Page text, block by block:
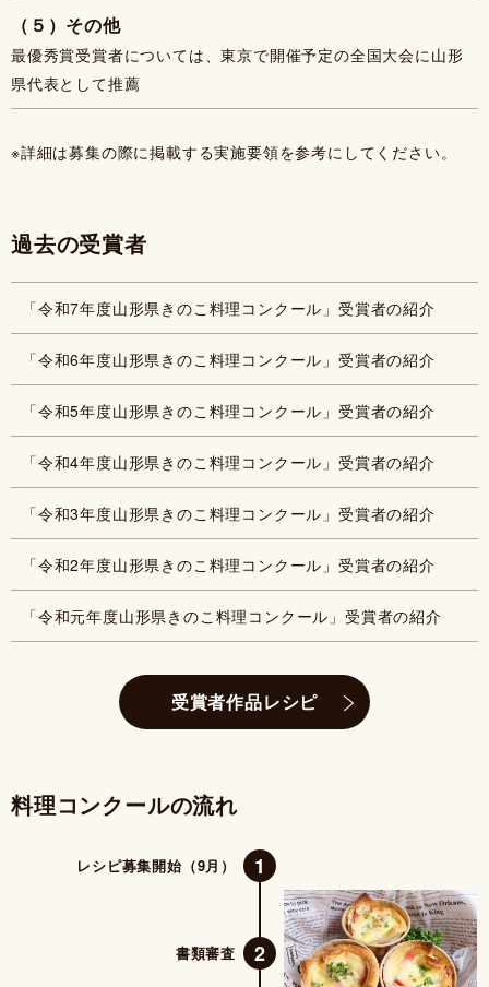
（５）その他
最優秀賞受賞者については、東京で開催予定の全国大会に山形
県代表として推薦
※詳細は募集の際に掲載する実施要領を参考にしてください。
過去の受賞者
「令和7年度山形県きのこ料理コンクール」受賞者の紹介
「令和6年度山形県きのこ料理コンクール」受賞者の紹介
「令和5年度山形県きのこ料理コンクール」受賞者の紹介
「令和4年度山形県きのこ料理コンクール」受賞者の紹介
「令和3年度山形県きのこ料理コンクール」受賞者の紹介
「令和2年度山形県きのこ料理コンクール」受賞者の紹介
「令和元年度山形県きのこ料理コンクール」受賞者の紹介
受賞者作品レシピ
料理コンクールの流れ
レシピ募集開始（9月） 1
書類審査 2